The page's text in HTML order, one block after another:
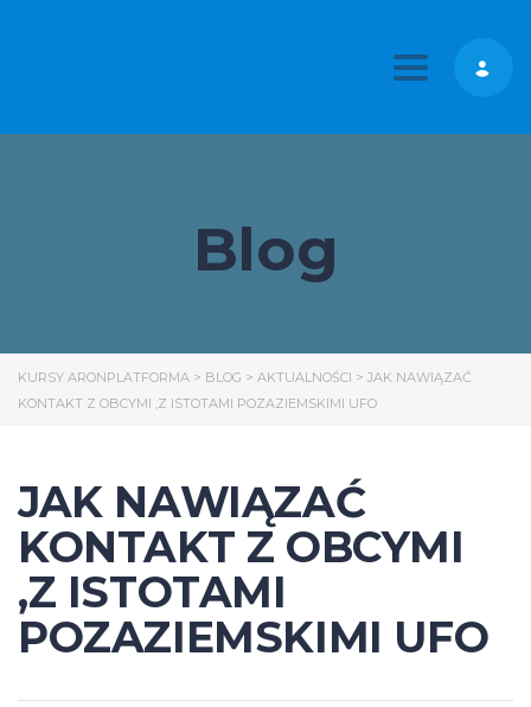
Toggle
Blog
KURSY ARONPLATFORMA > BLOG > AKTUALNOŚCI > JAK NAWIĄZAĆ
KONTAKT Z OBCYMI ,Z ISTOTAMI POZAZIEMSKIMI UFO
JAK NAWIĄZAĆ
KONTAKT Z OBCYMI
,Z ISTOTAMI
POZAZIEMSKIMI UFO